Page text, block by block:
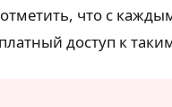
что с
доступ к